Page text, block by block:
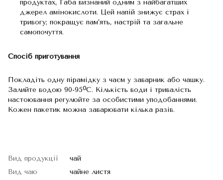
продуктах, Габа визнаний одним з найбагатших
джерел амінокислоти. Цей напій знижує страх і
тривогу; покращує пам’ять, настрій та загальне
самопочуття.
Спосіб приготування
Покладіть одну пірамідку з чаєм у заварник або чашку.
Залийте водою 90-95ᴼС. Кількість води і тривалість
настоювання регулюйте за особистими уподобаннями.
Кожен пакетик можна заварювати кілька разів.
Вид продукції
чай
Вид чаю
чайне листя